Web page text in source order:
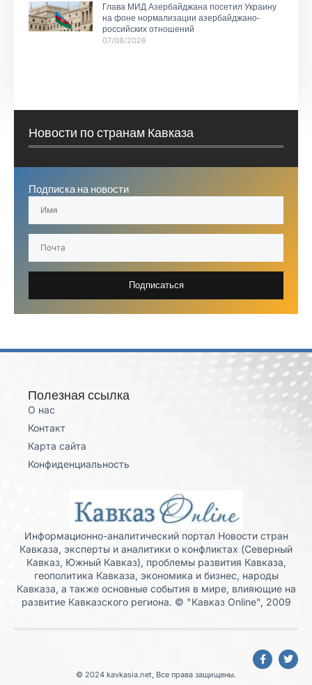
Глава МИД Азербайджана посетил Украину
на фоне нормализации азербайджано-
российских отношений
07/08/2026
Новости по странам Кавказа
Подписка на новости
Подписаться
Полезная ссылка
О нас
Контакт
Карта сайта
Конфиденциальность
Информационно-аналитический портал Новости стран
Кавказа, эксперты и аналитики о конфликтах (Северный
Кавказ, Южный Кавказ), проблемы развития Кавказа,
геополитика Кавказа, экономика и бизнес, народы
Кавказа, а также основные события в мире, влияющие на
развитие Кавказского региона. © "Кавказ Online", 2009
© 2024 kavkasia.net, Все права защищены.